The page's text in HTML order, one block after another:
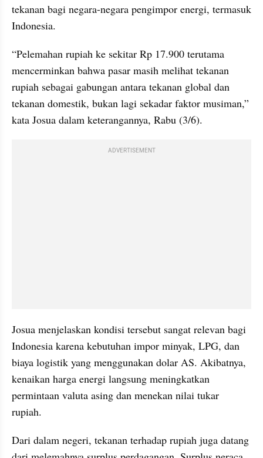
tekanan bagi negara-negara pengimpor energi, termasuk
Indonesia.
“Pelemahan rupiah ke sekitar Rp 17.900 terutama
mencerminkan bahwa pasar masih melihat tekanan
rupiah sebagai gabungan antara tekanan global dan
tekanan domestik, bukan lagi sekadar faktor musiman,”
kata Josua dalam keterangannya, Rabu (3/6).
ADVERTISEMENT
Josua menjelaskan kondisi tersebut sangat relevan bagi
Indonesia karena kebutuhan impor minyak, LPG, dan
biaya logistik yang menggunakan dolar AS. Akibatnya,
kenaikan harga energi langsung meningkatkan
permintaan valuta asing dan menekan nilai tukar
rupiah.
Dari dalam negeri, tekanan terhadap rupiah juga datang